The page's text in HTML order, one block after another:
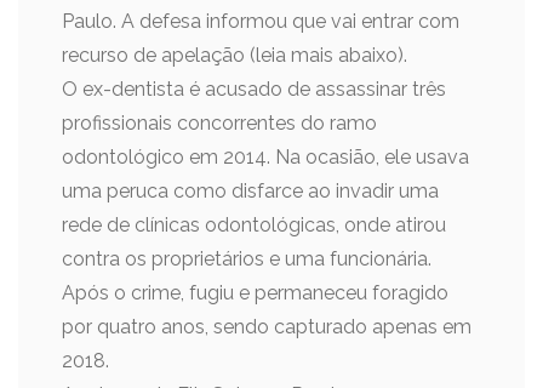
Paulo. A defesa informou que vai entrar com
recurso de apelação (leia mais abaixo).
O ex-dentista é acusado de assassinar três
profissionais concorrentes do ramo
odontológico em 2014. Na ocasião, ele usava
uma peruca como disfarce ao invadir uma
rede de clínicas odontológicas, onde atirou
contra os proprietários e uma funcionária.
Após o crime, fugiu e permaneceu foragido
por quatro anos, sendo capturado apenas em
2018.